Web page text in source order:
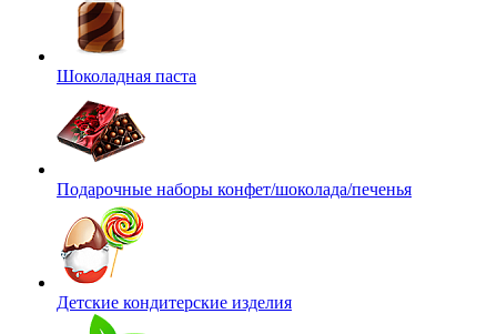
Шоколадная паста
Подарочные наборы конфет/шоколада/печенья
Детские кондитерские изделия